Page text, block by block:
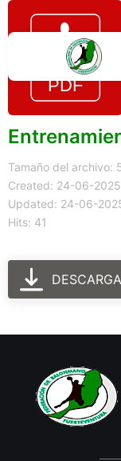
Tamaño del archivo:
Created: 24-06-2025
Updated: 24-06-
Hits: 41